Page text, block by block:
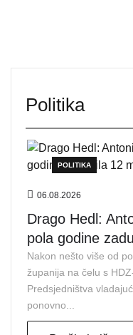
Politika
POLITIKA
06.08.2026
Drago Hedl:
pola godine
Nakon nešto više od
županija na čelu s
Predsjedništva
ponovno...